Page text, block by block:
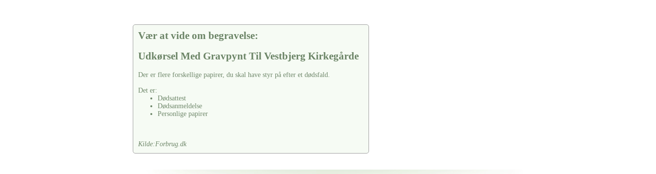
Vær at vide om begravelse:
Udkørsel Med Gravpynt Til Vestbjerg Kirkegårde
Der er flere forskellige papirer, du skal have styr på efter et dødsfald.
Det er:
Dødsattest
Dødsanmeldelse
Personlige papirer
Kilde:Forbrug.dk